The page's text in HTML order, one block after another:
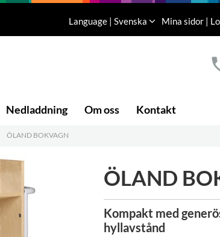
Language | Svenska Mina sidor |
Nedladdning Om oss Kontakt
ÖLAND BOKVAGN
ÖLAND
Kompakt med
hyllavstånd